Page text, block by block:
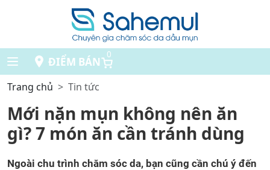
ĐIỂM BÁN
0
Trang chủ Tin tức
Mới nặn mụn không nên ăn
gì? 7 món ăn cần tránh dùng
Ngoài chu trình chăm sóc da, bạn cũng cần chú ý đến